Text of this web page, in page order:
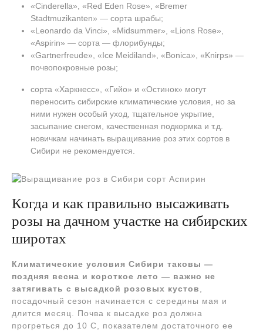
«Cinderella», «Red Eden Rose», «Bremer
Stadtmuzikanten» — сорта шрабы;
«Leonardo da Vinci», «Midsummer», «Lions Rose»,
«Aspirin» — сорта — флорибунды;
«Gartnerfreude», «Ice Meidiland», «Bonica», «Knirps» —
почвопокровные розы;
сорта «Харкнесс», «Гийо» и «Остинок» могут
переносить сибирские климатические условия, но за
ними нужен особый уход, тщательное укрытие,
засыпание снегом, качественная подкормка и т.д.
новичкам начинать выращивание роз этих сортов в
Сибири не рекомендуется.
Когда и как правильно высаживать
розы на дачном участке на сибирских
широтах
Климатические условия Сибири таковы —
поздняя весна и короткое лето — важно не
затягивать с высадкой розовых кустов
посадочный сезон начинается с середины мая и
длится месяц. Почва к высадке роз должна
прогреться до 10 С, показателем достаточного ее